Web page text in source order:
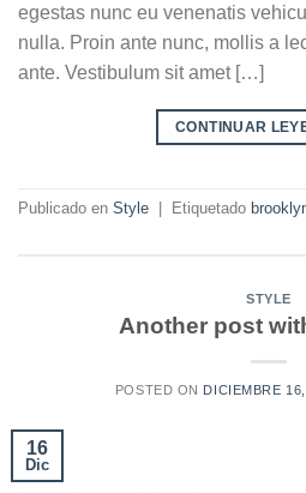
egestas nunc eu venenatis
nulla. Proin ante nunc, mollis a
ante. Vestibulum sit amet […]
CONTINUAR
Publicado en Style Etiquetado
STYLE
Another post
POSTED ON DICIEMBRE
16
Dic